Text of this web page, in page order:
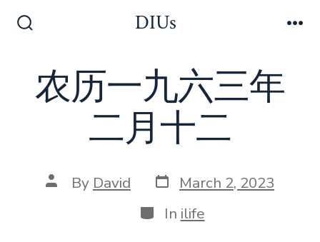
DIUs
农历一九六三年
二月十二
Post
author
By David Post
date
March 2, 2023
Categories
In ilife